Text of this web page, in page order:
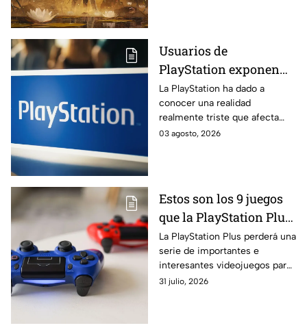
Usuarios de
PlayStation exponen
dura realidad que
afecta a los juegos
físicos
La PlayStation ha dado a
conocer una realidad
realmente triste que afecta
directamente a los juegos
03 agosto, 2026
Estos son los 9 juegos
que la PlayStation Plus
PERDERÁ en agosto
2026
La PlayStation Plus perderá una
serie de importantes e
interesantes videojuegos para
agosto del 2026. Por tal
31 julio, 2026